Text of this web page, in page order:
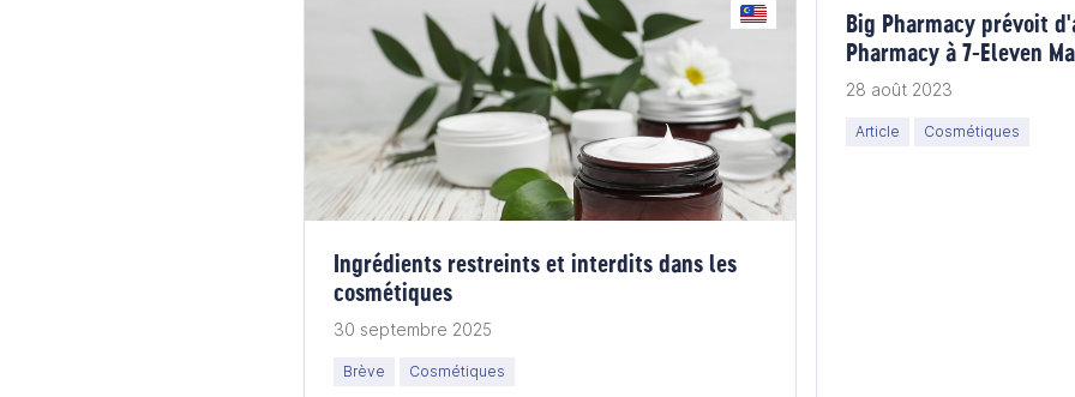
Ingrédients restreints et interdits dans les
cosmétiques
30 septembre 2025
Brève Cosmétiques
Big Pharmacy prévoit
Pharmacy à 7-Eleven
179 M EUR.
28 août 2023
Article Cosmétiques